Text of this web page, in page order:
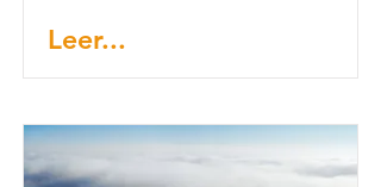
Leer...